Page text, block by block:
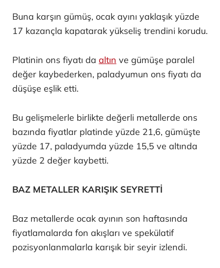
Buna karşın gümüş, ocak ayını yaklaşık yüzde
17 kazançla kapatarak yükseliş trendini korudu.
Platinin ons fiyatı da altın ve gümüşe paralel
değer kaybederken, paladyumun ons fiyatı da
düşüşe eşlik etti.
Bu gelişmelerle birlikte değerli metallerde ons
bazında fiyatlar platinde yüzde 21,6, gümüşte
yüzde 17, paladyumda yüzde 15,5 ve altında
yüzde 2 değer kaybetti.
BAZ METALLER KARIŞIK SEYRETTİ
Baz metallerde ocak ayının son haftasında
fiyatlamalarda fon akışları ve spekülatif
pozisyonlanmalarla karışık bir seyir izlendi.